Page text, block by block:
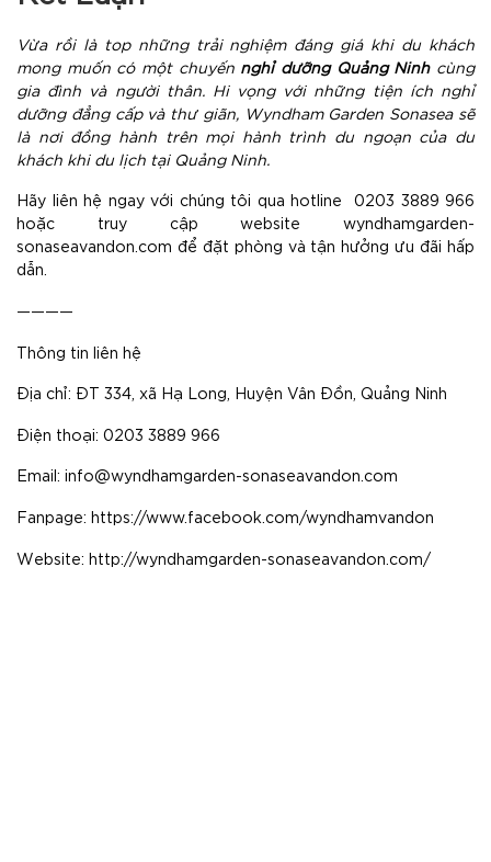
Vừa rồi là top những trải nghiệm đáng giá khi du khách
mong muốn có một chuyến nghỉ dưỡng Quảng Ninhcùng
gia đình và người thân. Hi vọng với những tiện ích nghỉ
dưỡng đẳng cấp và thư giãn, Wyndham Garden Sonasea sẽ
là nơi đồng hành trên mọi hành trình du ngoạn của du
khách khi du lịch tại Quảng Ninh.
Hãy liên hệ ngay với chúng tôi qua hotline 0203 3889 966
hoặc truy cập website
wyndhamgarden-
sonaseavandon.com để đặt phòng và tận hưởng ưu đãi hấp
dẫn.
————
Thông tin liên hệ
Địa chỉ: ĐT 334, xã Hạ Long, Huyện Vân Đồn, Quảng Ninh
Điện thoại: 0203 3889 966
Email: info@wyndhamgarden-sonaseavandon.com
Fanpage: https://www.facebook.com/wyndhamvandon
Website: http://wyndhamgarden-sonaseavandon.com/